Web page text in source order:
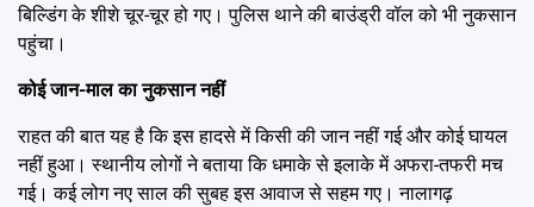
बिल्डिंग के शीशे चूर-चूर हो गए। पुलिस थाने की बाउंड्री वॉल को भी नुकसान
पहुंचा।
कोई जान-माल का नुकसान नहीं
राहत की बात यह है कि इस हादसे में किसी की जान नहीं गई और कोई घायल
नहीं हुआ। स्थानीय लोगों ने बताया कि धमाके से इलाके में अफरा-तफरी मच
गई। कई लोग नए साल की सुबह इस आवाज से सहम गए। नालागढ़